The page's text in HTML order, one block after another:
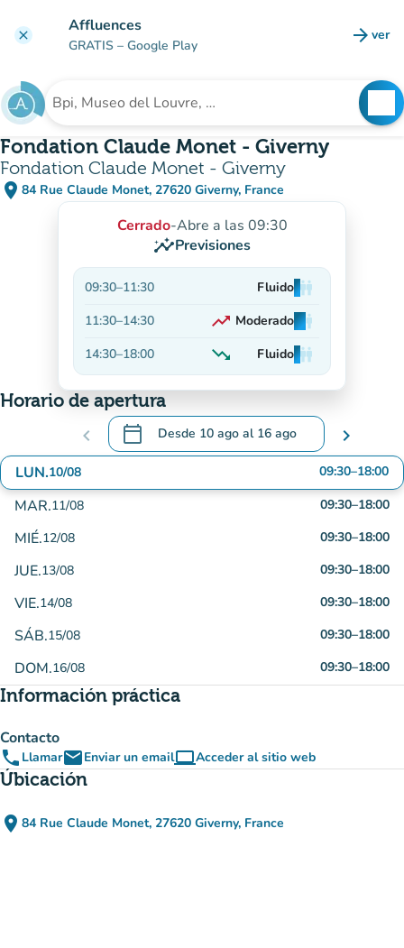
clear Affluences
GRATIS – Google Play arrow_forward ver
Buscar un establecimiento
Fondation Claude Monet - Giverny
Fondation Claude Monet - Giverny
place 84 Rue Claude Monet, 27620 Giverny, France
(abrir en Google Maps)
(nueva pestaña)
Cerrado-Abre a las 09:30
insightsPrevisiones
09:30–11:30 Fluidoman
man
man
11:30–14:30 trending_up Moderadoman
man
man
14:30–18:00 trending_down
En descenso
Fluidoman
man
man
Horario de apertura
chevron_left calendar_today Desde 10 ago al16 ago
.Abra el calendario para cambiar las fechas
chevron_right
LUN.10/08 09:30–18:00
MAR.11/08 09:30–18:00
MIÉ.12/08 09:30–18:00
JUE.13/08 09:30–18:00
VIE.14/08 09:30–18:00
SÁB.15/08 09:30–18:00
DOM.16/08 09:30–18:00
Información práctica
Contacto
phone LlamaremailEnviar un emailcomputerAcceder al sitio web
(nueva pestaña)
Úbicación
place 84 Rue Claude Monet, 27620 Giverny, France
(abrir en Google Maps)
(nueva pestaña)